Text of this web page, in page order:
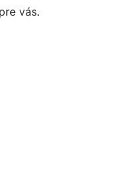
vás.